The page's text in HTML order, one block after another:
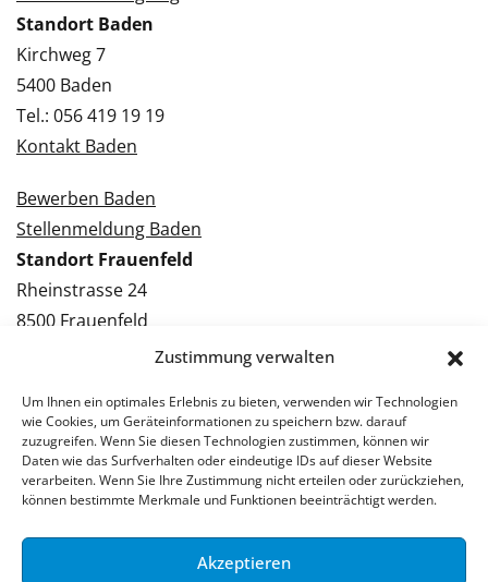
Zustimmung verwalten
Um Ihnen ein optimales Erlebnis zu bieten, verwenden wir Technologien
wie Cookies, um Geräteinformationen zu speichern bzw. darauf
zuzugreifen. Wenn Sie diesen Technologien zustimmen, können wir
Daten wie das Surfverhalten oder eindeutige IDs auf dieser Website
verarbeiten. Wenn Sie Ihre Zustimmung nicht erteilen oder zurückziehen,
können bestimmte Merkmale und Funktionen beeinträchtigt werden.
Akzeptieren
Standort Baden
Kirchweg 7
5400 Baden
Tel.: 056 419 19 19
Kontakt Baden
Bewerben Baden
Stellenmeldung Baden
Standort Frauenfeld
Rheinstrasse 24
8500 Frauenfeld
Tel.: 052 224 09 09
Bewerben Frauenfeld
Stellenmeldung Frauenfeld
© 2026 Stellenpartner AG